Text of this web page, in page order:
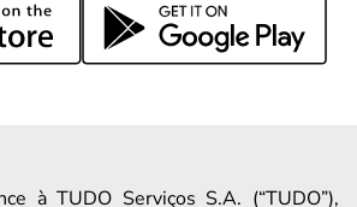
à TUDO Serviços S.A. (“TUDO”),